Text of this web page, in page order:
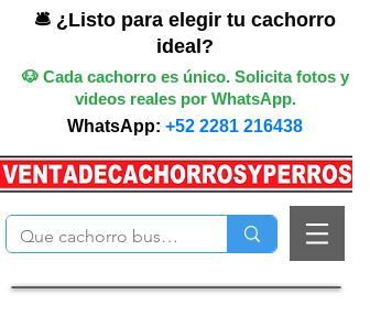
🛎️ ¿Listo para elegir tu cachorro
ideal?
🐶 Cada cachorro es único. Solicita fotos y
videos reales por WhatsApp.
WhatsApp: +52 2281 216438